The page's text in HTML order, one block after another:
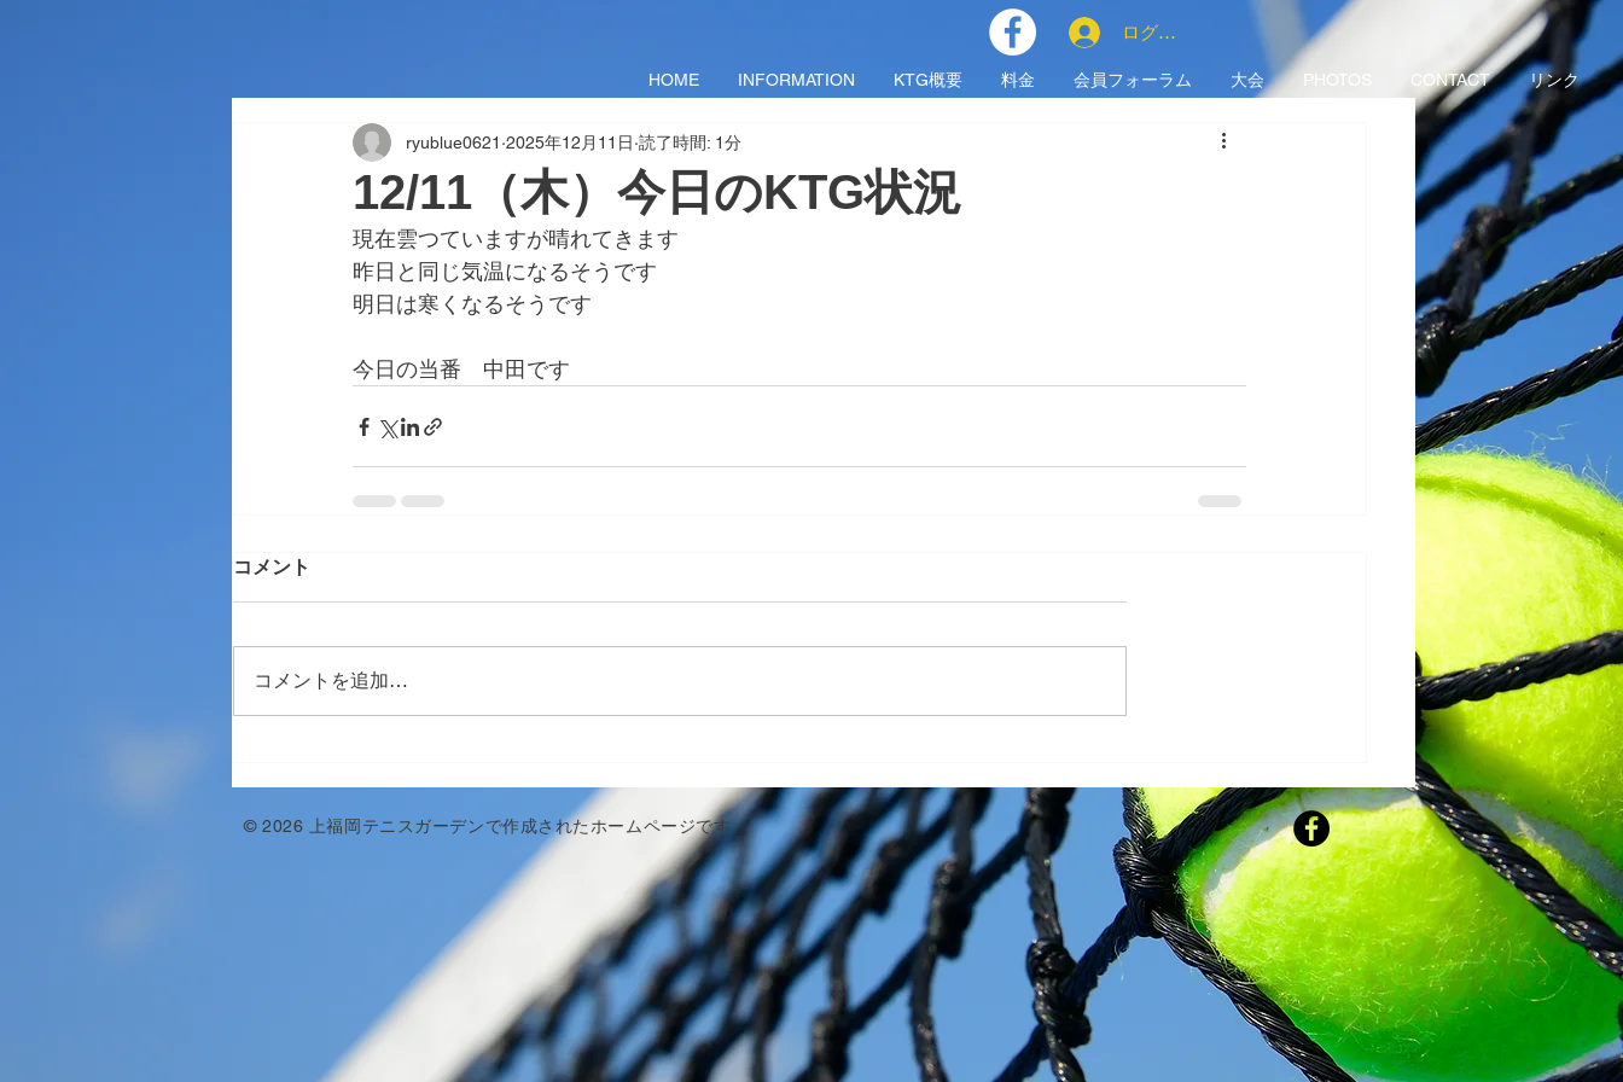
HOME INFORMATION KTG概要 料金 会員フォーラム 大会 PHOTOS CONTACT リンク
ログイン
12/11（木）今日のKTG状況
ryublue0621 2025年12月11日 読了時間: 1分
現在雲つていますが晴れてきます
昨日と同じ気温になるそうです
明日は寒くなるそうです
今日の当番　中田です
コメント
コメントを追加…
© 2026 上福岡テニスガーデンで作成されたホームページです。